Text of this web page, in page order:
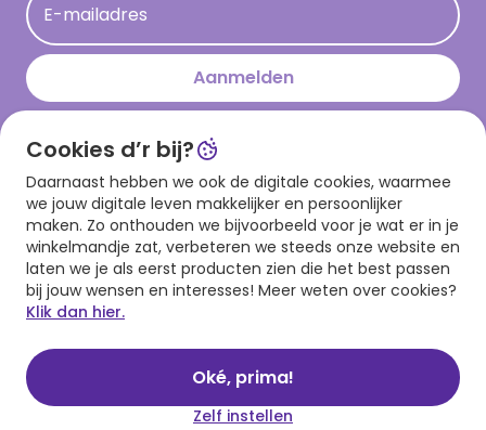
Persberichten
Hallmark en Kinderpostzegels
E-mailadres
Aanmelden
Download onze app
Cookies d’r bij?
Daarnaast hebben we ook de digitale cookies, waarmee
we jouw digitale leven makkelijker en persoonlijker
maken. Zo onthouden we bijvoorbeeld voor je wat er in je
winkelmandje zat, verbeteren we steeds onze website en
laten we je als eerst producten zien die het best passen
bij jouw wensen en interesses! Meer weten over cookies?
Klik dan hier.
Oké, prima!
Zelf instellen